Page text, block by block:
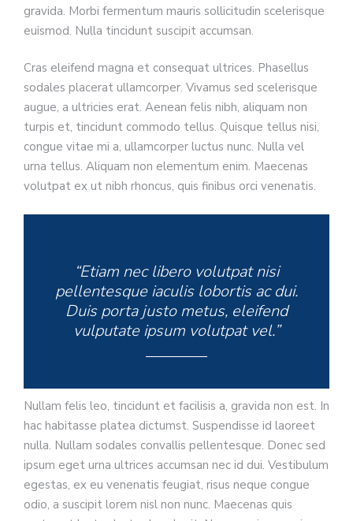
gravida. Morbi fermentum mauris sollicitudin scelerisque
euismod. Nulla tincidunt suscipit accumsan.
Cras eleifend magna et consequat ultrices. Phasellus
sodales placerat ullamcorper. Vivamus sed scelerisque
augue, a ultricies erat. Aenean felis nibh, aliquam non
turpis et, tincidunt commodo tellus. Quisque tellus nisi,
congue vitae mi a, ullamcorper luctus nunc. Nulla vel
urna tellus. Aliquam non elementum enim. Maecenas
volutpat ex ut nibh rhoncus, quis finibus orci venenatis.
“Etiam nec libero volutpat nisi
pellentesque iaculis lobortis ac dui.
Duis porta justo metus, eleifend
vulputate ipsum volutpat vel.”
Nullam felis leo, tincidunt et facilisis a, gravida non est. In
hac habitasse platea dictumst. Suspendisse id laoreet
nulla. Nullam sodales convallis pellentesque. Donec sed
ipsum eget urna ultrices accumsan nec id dui. Vestibulum
egestas, ex eu venenatis feugiat, risus neque congue
odio, a suscipit lorem nisl non nunc. Maecenas quis